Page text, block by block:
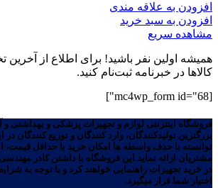
افزودن به علاقه مندی
افزودن به سبد خرید
مشاهده سریع
همیشه اولین نفر باشید! برای اطلاع از آخرین
کالاها در خبرنامه ثبت‌نام کنید.
[mc4wp_form id="68"]
فروشگاه اینترنتی لوازم و تجهیزات پزشکی و بهداشتی
بزرگترین تولیدکنندگان، وارد کنندگان و توزیع کنندگان
توانسته با حذف واسطه ها امکان خرید با حداقل قیمت،
مشتریان ارائه نماید.این فروشگاه با داشتن کادر
در خرید تجهیزات راهنمایی خواهند کرد و با توجه به
اختیار شما قرار میگیرد.